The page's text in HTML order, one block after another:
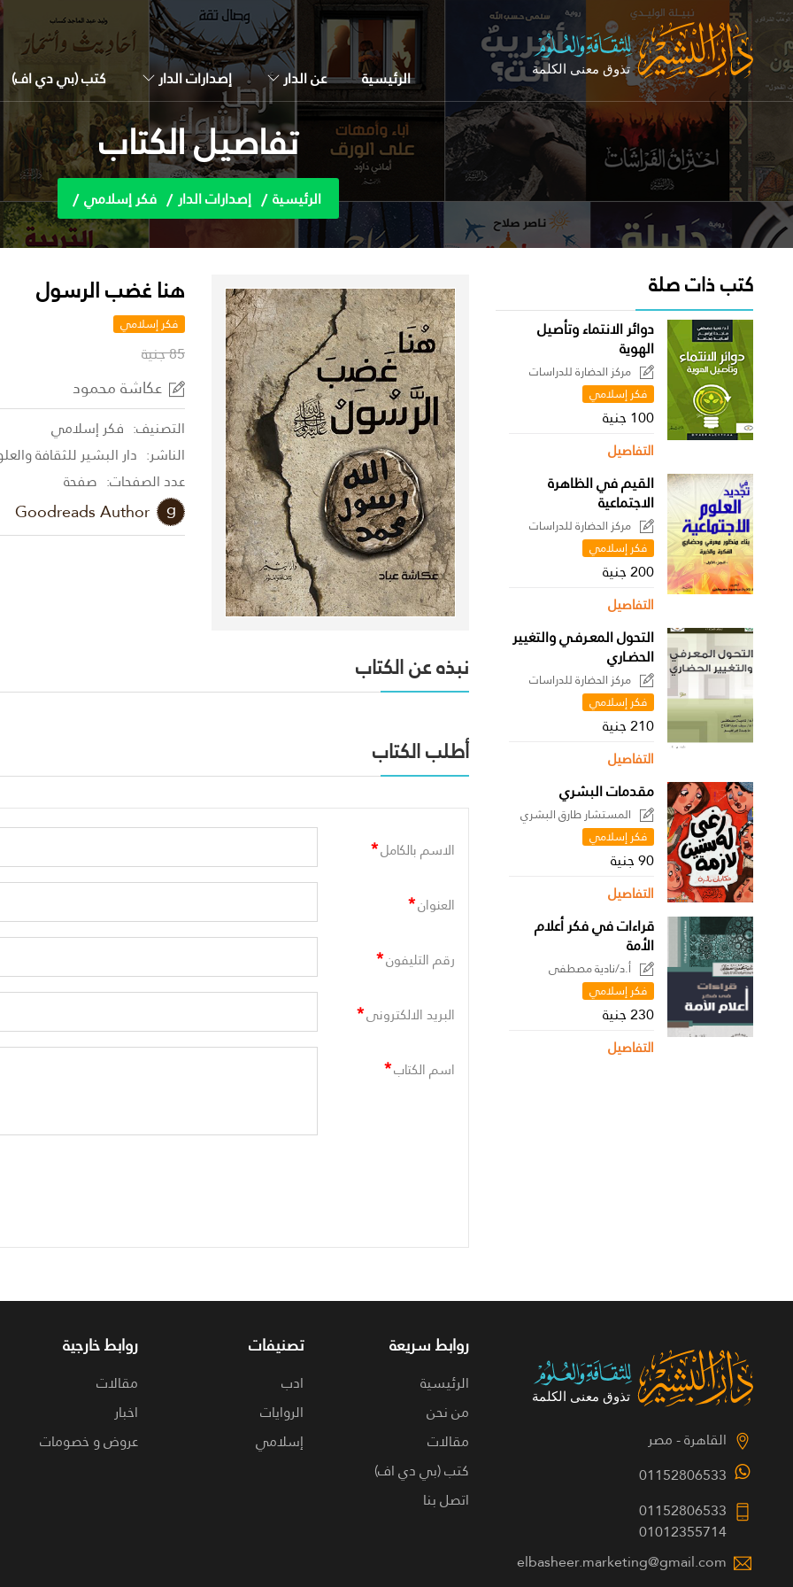
الرئيسية عن الدار إصدارات الدار كتب (بي دي اف)
تفاصيل الكتاب
الرئيسية إصدارات الدار فكر إسلامي
كتب ذات صلة
دوائر الانتماء وتأصيل
الهوية
مركز الحضارة للدراسات
السياسية
فكر إسلامي
100 جنية
التفاصيل
القيم في الظاهرة
الاجتماعية
مركز الحضارة للدراسات
السياسية
فكر إسلامي
200 جنية
التفاصيل
التحول المعـرفـي والتغيير
الحضـاري
مركز الحضارة للدراسات
السياسية
فكر إسلامي
210 جنية
التفاصيل
مقدمات البشري
المستشار طارق البشري
فكر إسلامي
90 جنية
التفاصيل
قراءات في فكر أعلام
الأمة
أ.د/نادية مصطفى
فكر إسلامي
230 جنية
التفاصيل
هنا غضب الرسول
فكر إسلامي
85 جنية
عكاشة محمود
التصنيف: فكر إسلامي
الناشر: دار البشير للثقافة
عدد الصفحات: صفحة
Goodreads Author
نبذه عن الكتاب
أطلب الكتاب
الاسم بالكامل*
العنوان*
رقم التليفون*
البريد الالكترونى*
اسم الكتاب*
القاهرة - مصر
01152806533
01152806533
01012355714
elbasheer.marketing@gmail.com
روابط سريعة
الرئيسية
من نحن
مقالات
كتب (بي دي اف)
اتصل بنا
تصنيفات
ادب
الروايات
إسلامي
روابط خارجية
مقالات
اخبار
عروض و خصومات